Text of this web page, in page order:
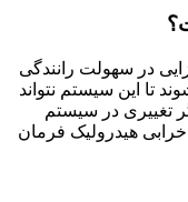
در سهولت رانندگی
تا این سیستم نتواند
تغییری در سیستم
هیدرولیک فرمان